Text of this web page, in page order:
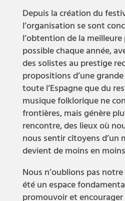
Depuis la création du
l’organisation se sont
l’obtention de la
possible chaque année,
des solistes au prestige
propositions d’une
toute l’Espagne que du
musique folklorique ne
frontières, mais génère
rencontre, des lieux où
nous sentir citoyens d’un
devient de moins en
Nous n’oublions pas
été un espace
promouvoir et